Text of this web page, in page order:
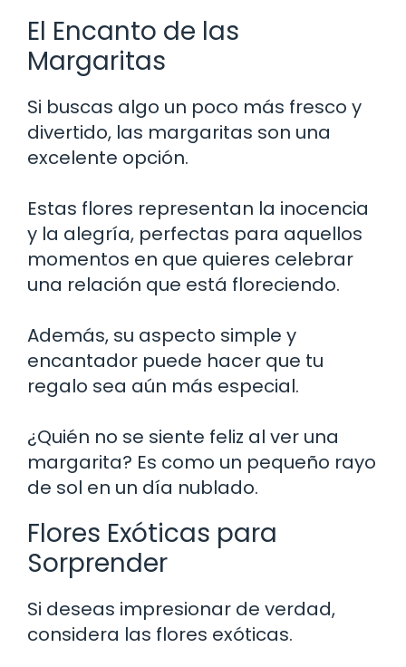
El Encanto de las
Margaritas
Si buscas algo un poco más fresco y
divertido, las margaritas son una
excelente opción.
Estas flores representan la inocencia
y la alegría, perfectas para aquellos
momentos en que quieres celebrar
una relación que está floreciendo.
Además, su aspecto simple y
encantador puede hacer que tu
regalo sea aún más especial.
¿Quién no se siente feliz al ver una
margarita? Es como un pequeño rayo
de sol en un día nublado.
Flores Exóticas para
Sorprender
Si deseas impresionar de verdad,
considera las flores exóticas.